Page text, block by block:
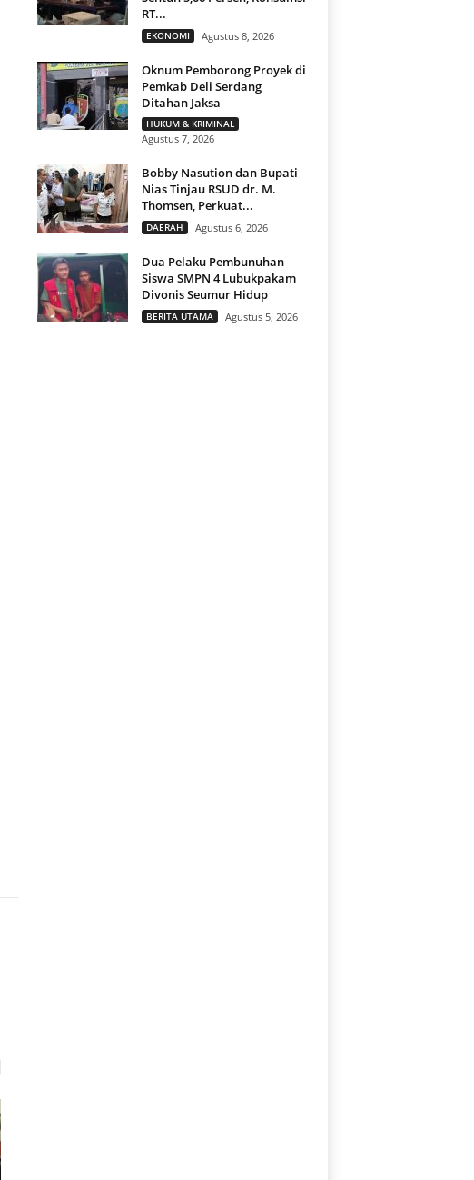
RT...
EKONOMI Agustus 8, 2026
Oknum Pemborong Proyek di
Pemkab Deli Serdang
Ditahan Jaksa
HUKUM & KRIMINAL
Agustus 7, 2026
Bobby Nasution dan Bupati
Nias Tinjau RSUD dr. M.
Thomsen, Perkuat...
DAERAH Agustus 6, 2026
Dua Pelaku Pembunuhan
Siswa SMPN 4 Lubukpakam
Divonis Seumur Hidup
BERITA UTAMA Agustus 5, 2026